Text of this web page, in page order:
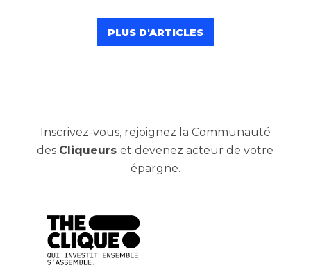
PLUS D'ARTICLES
Inscrivez-vous, rejoignez la Communauté
des Cliqueurset devenez acteur de votre
épargne.